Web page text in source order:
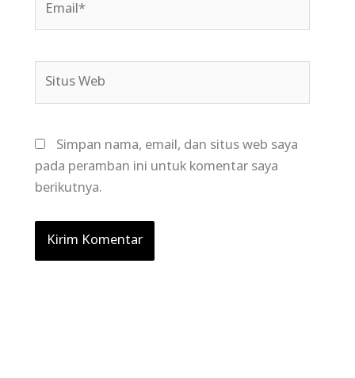
Simpan nama, email, dan situs web saya
pada peramban ini untuk komentar saya
berikutnya.